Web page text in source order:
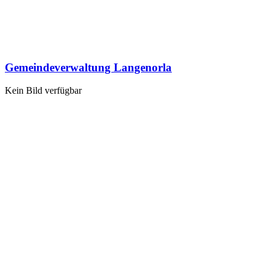
Gemeindeverwaltung Langenorla
Kein Bild verfügbar